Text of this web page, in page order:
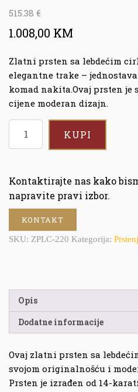
515.38 €
1.008,00 KM
Zlatni prsten sa lebdećim
elegantne trake –
komad nakita.Ovaj prsten je
cijene moderan dizajn.
KUPI
Kontaktirajte nas kako
napravite pravi izbor.
KONTAKT
SKU: ZPLC-220 Kategorija:
Opis
Dodatne informacije
Ovaj zlatni prsten sa
svojom originalnošću i
Prsten je izrađen od 14-